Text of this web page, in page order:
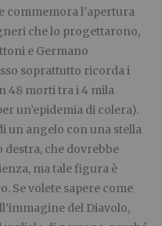
commemora l’apertura
che lo progettarono,
e Germano
soprattutto ricorda i
48 morti tra i 4 mila
un’epidemia di colera).
un angelo con una stella
che dovrebbe
ma tale figura è
Se volete sapere come
del Diavolo,